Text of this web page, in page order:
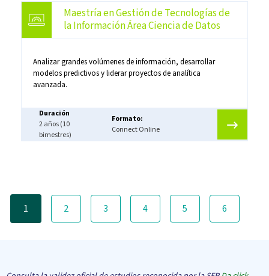
Maestría en Gestión de Tecnologías de
la Información Área Ciencia de Datos
Analizar grandes volúmenes de información, desarrollar
modelos predictivos y liderar proyectos de analítica
avanzada.
Duración
2 años (10
bimestres)
Formato:
Connect Online
Paginación
1 2 3 4 5 6